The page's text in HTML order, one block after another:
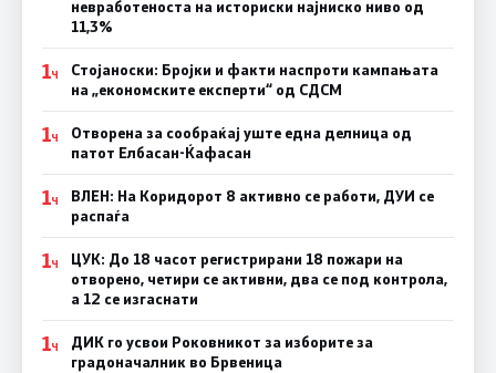
невработеноста на историски најниско ниво од
11,3%
1Ч
Стојаноски: Бројки и факти наспроти кампањата
на „економските експерти“ од СДСM
1Ч
Отворена за сообраќај уште една делница од
патот Елбасан-Ќафасан
1Ч
ВЛЕН: На Коридорот 8 активно се работи, ДУИ се
распаѓа
1Ч
ЦУК: До 18 часот регистрирани 18 пожари на
отворено, четири се активни, два се под контрола,
а 12 се изгаснати
1Ч
ДИК го усвои Роковникот за изборите за
градоначалник во Брвеница